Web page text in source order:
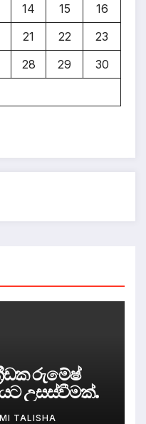
14 15
16
21 22
23
28 29
30
රුමේෂ්
උසස්වීමක්.
TALISHA